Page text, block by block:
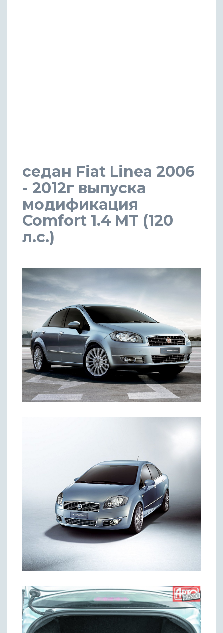
седан Fiat Linea 2006
- 2012г выпуска
модификация
Comfort 1.4 MT (120
л.с.)